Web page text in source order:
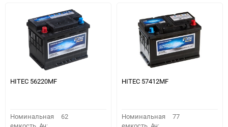
HITEC 56220MF
Номинальная
62
HITEC 57412MF
Номинальная
77